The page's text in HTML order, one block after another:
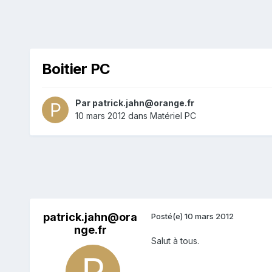
Boitier PC
Par patrick.jahn@orange.fr
10 mars 2012 dans Matériel PC
patrick.jahn@ora
nge.fr
Posté(e) 10 mars 2012
Salut à tous.